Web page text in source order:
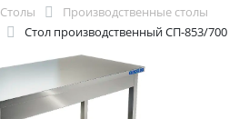
Столы
Производственные столы
Стол производственный СП-853/700